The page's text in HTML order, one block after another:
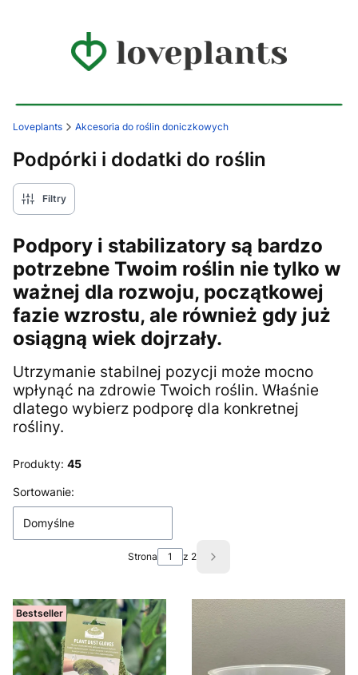
Loveplants Akcesoria do roślin doniczkowych
Podpórki i dodatki do roślin
Filtry
Podpory i stabilizatory są bardzo
potrzebne Twoim roślin nie tylko w
ważnej dla rozwoju, początkowej
fazie wzrostu, ale również gdy już
osiągną wiek dojrzały.
Utrzymanie stabilnej pozycji może mocno
wpłynąć na zdrowie Twoich roślin. Właśnie
dlatego wybierz podporę dla konkretnej
rośliny.
Produkty: 45
Lista produktów
Sortowanie:
Domyślne
Strona z 2 Następne produkty
Bestseller